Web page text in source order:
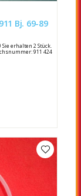
erhalten 2 Stück.
911 424